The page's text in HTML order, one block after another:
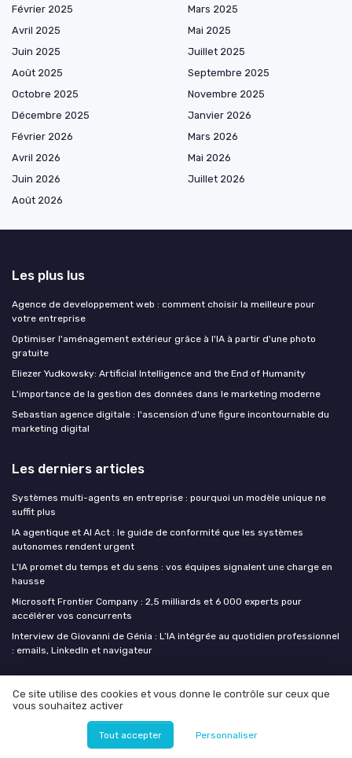
Février 2025
Mars 2025
Avril 2025
Mai 2025
Juin 2025
Juillet 2025
Août 2025
Septembre 2025
Octobre 2025
Novembre 2025
Décembre 2025
Janvier 2026
Février 2026
Mars 2026
Avril 2026
Mai 2026
Juin 2026
Juillet 2026
Août 2026
Les plus lus
Agence de developpement web : comment choisir la meilleure pour
votre entreprise
Optimiser l'aménagement extérieur grâce à l'IA à partir d'une photo
gratuite
Eliezer Yudkowsky: Artificial Intelligence and the End of Humanity
L'importance de la gestion des données dans le marketing moderne
Sebastian agence digitale : l'ascension d'une figure incontournable du
marketing digital
Les derniers articles
Systèmes multi-agents en entreprise : pourquoi un modèle unique ne
suffit plus
IA agentique et AI Act : le guide de conformité que les systèmes
autonomes rendent urgent
L'IA promet du temps et du sens : vos équipes signalent une charge en
hausse
Microsoft Frontier Company : 2,5 milliards et 6 000 experts pour
accélérer vos concurrents
Interview de Giovanni de Génia : L’IA intégrée au quotidien professionnel
: emails, LinkedIn et navigateur
Digital Worker
NOUS CONTACTER
Ce site utilise des cookies et vous donne le contrôle sur ceux que
vous souhaitez activer
Tout accepter Personnaliser